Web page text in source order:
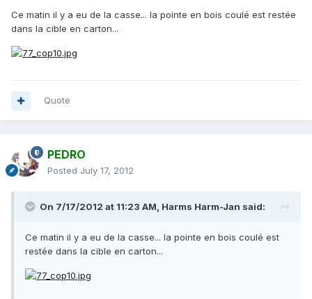
Ce matin il y a eu de la casse... la pointe en bois coulé est restée
dans la cible en carton...
Quote
PEDRO
Posted July 17, 2012
On 7/17/2012 at 11:23 AM, Harms Harm-Jan said:
Ce matin il y a eu de la casse... la pointe en bois coulé est
restée dans la cible en carton...